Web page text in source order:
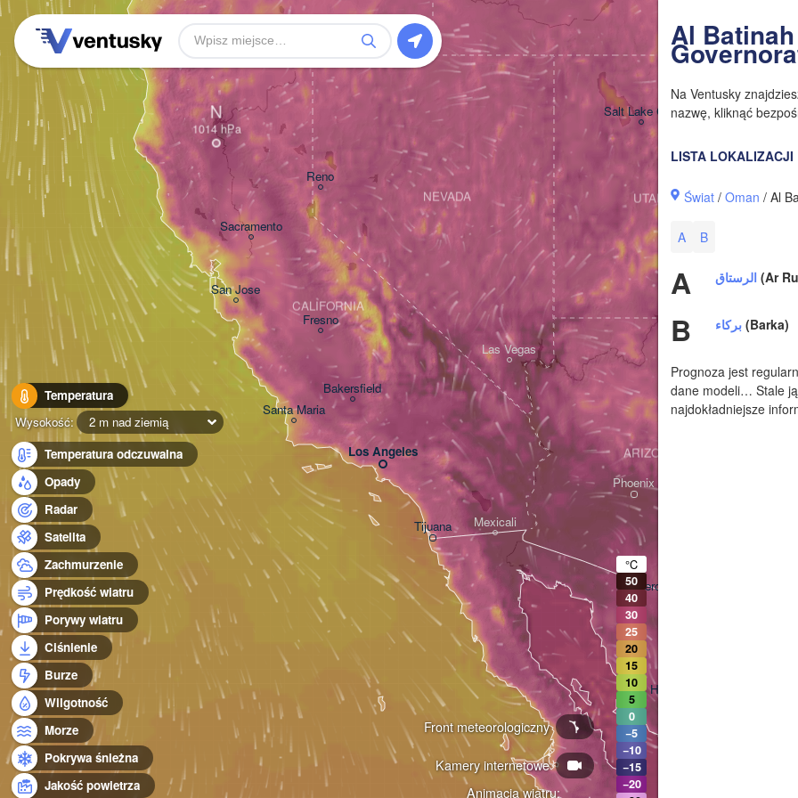
Al
Na Ventusky
nazwę, kliknąć
LISTA LOKALIZACJI
Świat /Oman / Al
A B
A الرستاق (Ar
B بركاء (Barka)
Prognoza jest
dane modeli… Stale
najdokładniejsze
Temperatura
Wysokość:
2 m nad ziemią
Temperatura odczuwalna
Opady
Radar
Satelita
Zachmurzenie
Prędkość wiatru
Porywy wiatru
Ciśnienie
Burze
Wilgotność
Morze
Pokrywa śnieżna
Jakość powietrza
Animacja wiatru:
Kamery internetowe
Front meteorologiczny
Los Angeles
Tijuana
San Jose
Las Vegas
Mexicali
Fresno
Reno
Santa Maria
Bakersfield
Sacramento
CALIFORNIA
NEVADA
Phoenix
Salt Lake City
ARIZONA
UTAH
Hermosillo
Heroica Nogales
N
°C
50
40
30
25
20
15
10
5
0
−5
−10
−15
−20